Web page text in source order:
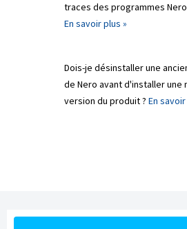
traces des programmes
En savoir plus »
Dois-je désinstaller une
de Nero avant d'installer une
version du produit ? En